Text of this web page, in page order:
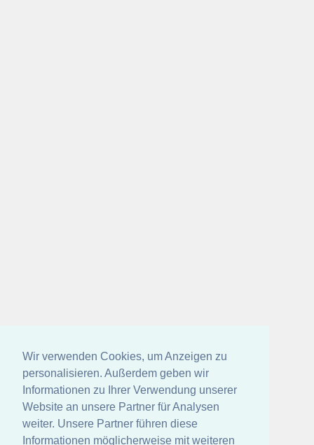
Wir verwenden Cookies, um Anzeigen zu
personalisieren. Außerdem geben wir
Informationen zu Ihrer Verwendung unserer
Website an unsere Partner für Analysen
weiter. Unsere Partner führen diese
Informationen möglicherweise mit weiteren